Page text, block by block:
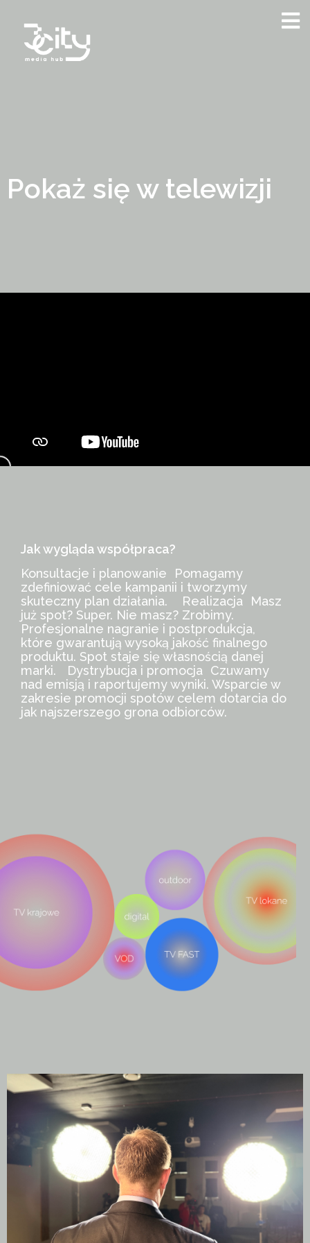
Pokaż się w telewizji
Jak wygląda współpraca?
Konsultacje i planowanie Pomagamy
zdefiniować cele kampanii i tworzymy
skuteczny plan działania. Realizacja Masz
już spot? Super. Nie masz? Zrobimy.
Profesjonalne nagranie i postprodukcja,
które gwarantują wysoką jakość finalnego
produktu. Spot staje się własnością danej
marki. Dystrybucja i promocja Czuwamy
nad emisją i raportujemy wyniki. Wsparcie w
zakresie promocji spotów celem dotarcia do
jak najszerszego grona odbiorców.